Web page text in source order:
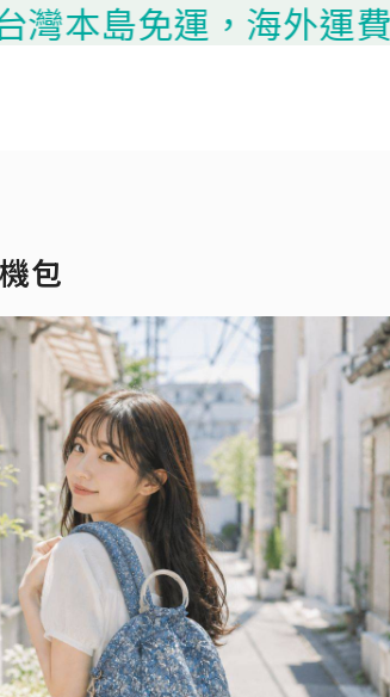
免運，海外運費200
包